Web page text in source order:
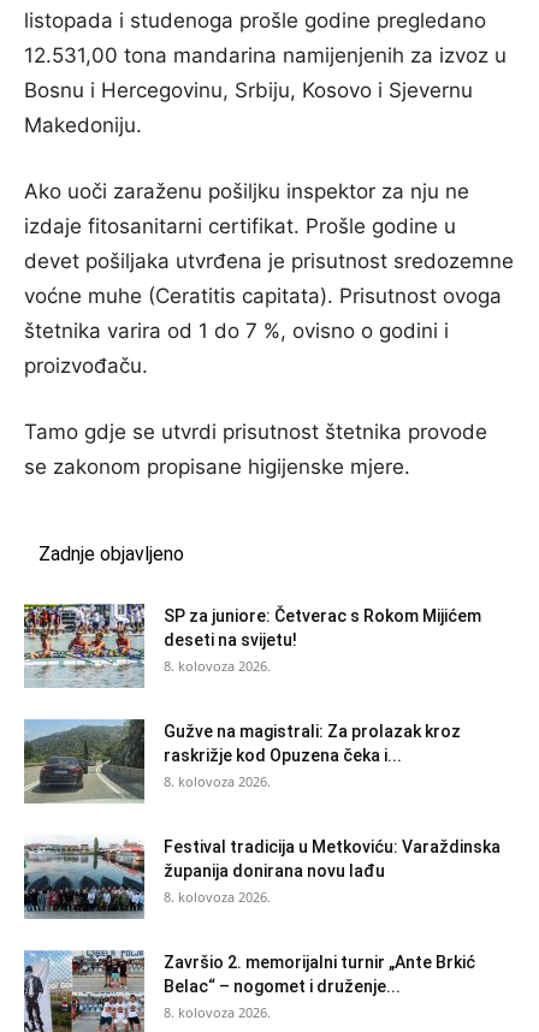
listopada i studenoga prošle godine pregledano
12.531,00 tona mandarina namijenjenih za izvoz u
Bosnu i Hercegovinu, Srbiju, Kosovo i Sjevernu
Makedoniju.
Ako uoči zaraženu pošiljku inspektor za nju ne
izdaje fitosanitarni certifikat. Prošle godine u
devet pošiljaka utvrđena je prisutnost sredozemne
voćne muhe (Ceratitis capitata). Prisutnost ovoga
štetnika varira od 1 do 7 %, ovisno o godini i
proizvođaču.
Tamo gdje se utvrdi prisutnost štetnika provode
se zakonom propisane higijenske mjere.
Zadnje objavljeno
SP za juniore: Četverac s Rokom Mijićem
deseti na svijetu!
8. kolovoza 2026.
Gužve na magistrali: Za prolazak kroz
raskrižje kod Opuzena čeka i...
8. kolovoza 2026.
Festival tradicija u Metkoviću: Varaždinska
županija donirana novu lađu
8. kolovoza 2026.
Završio 2. memorijalni turnir „Ante Brkić
Belac“ – nogomet i druženje...
8. kolovoza 2026.